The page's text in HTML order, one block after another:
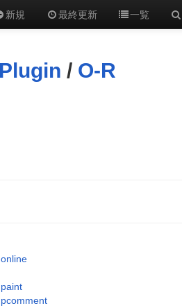
新規 最終更新 一覧
/ O-R
online
paint
pcomment